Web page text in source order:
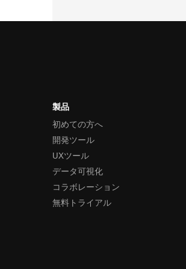
製品
初めての方へ
開発ツール
UXツール
データ可視化
コラボレーション
無料トライアル